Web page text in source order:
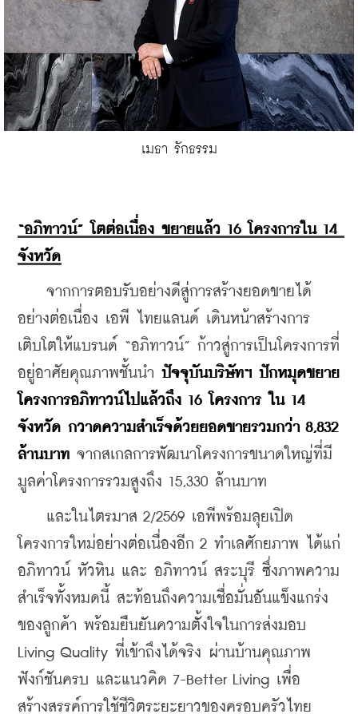
เมธา รักธรรม
“อภิทาวน์” โตต่อเนื่อง ขยายแล้ว 16 โครงการใน 14
จังหวัด
จากการตอบรับอย่างดีสู่การสร้างยอดขายได้
อย่างต่อเนื่อง เอพี ไทยแลนด์ เดินหน้าสร้างการ
เติบโตให้แบรนด์ “อภิทาวน์” ก้าวสู่การเป็นโครงการที่
อยู่อาศัยคุณภาพชั้นนำ ปัจจุบันบริษัทฯ ปักหมุดขยาย
โครงการอภิทาวน์ไปแล้วถึง 16 โครงการ ใน 14
จังหวัด กวาดความสำเร็จด้วยยอดขายรวมกว่า 8,832
ล้านบาท จากสเกลการพัฒนาโครงการขนาดใหญ่ที่มี
มูลค่าโครงการรวมสูงถึง 15,330 ล้านบาท
และในไตรมาส 2/2569 เอพีพร้อมลุยเปิด
โครงการใหม่อย่างต่อเนื่องอีก 2 ทำเลศักยภาพ ได้แก่
อภิทาวน์ หัวหิน และ อภิทาวน์ สระบุรี ซึ่งภาพความ
สำเร็จทั้งหมดนี้ สะท้อนถึงความเชื่อมั่นอันแข็งแกร่ง
ของลูกค้า พร้อมยืนยันความตั้งใจในการส่งมอบ
Living Quality ที่เข้าถึงได้จริง ผ่านบ้านคุณภาพ
ฟังก์ชันครบ และแนวคิด 7-Better Living เพื่อ
สร้างสรรค์การใช้ชีวิตระยะยาวของครอบครัวไทย